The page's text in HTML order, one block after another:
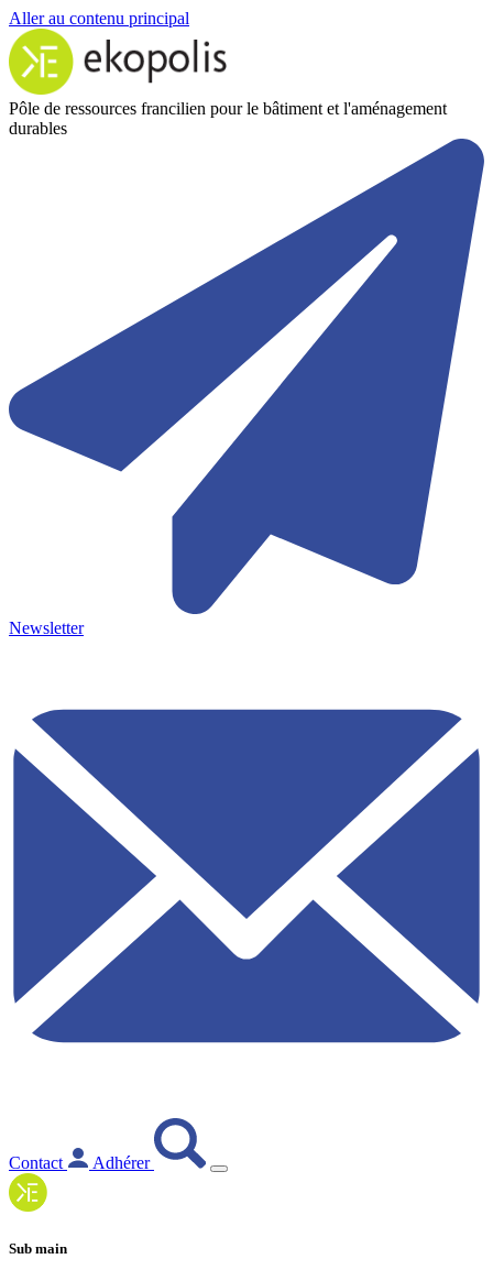
Aller au contenu principal
Pôle de ressources francilien pour le bâtiment et l'aménagement
durables
Newsletter
Contact Adhérer
Sub main